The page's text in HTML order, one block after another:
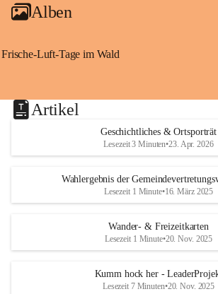
Alben
Frische-Luft-Tage im Wald
Artikel
Geschichtliches & Ortsporträt
Lesezeit 3 Minuten•23. Apr. 2026
Wahlergebnis der
Lesezeit 1 Minute•16. März 2025
Wander- & Freizeitkarten
Lesezeit 1 Minute•20. Nov. 2025
Kumm hock her -
Lesezeit 7 Minuten•20. Nov. 2025